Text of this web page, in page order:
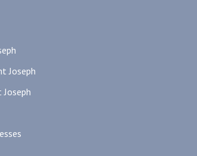
Joseph
Joseph